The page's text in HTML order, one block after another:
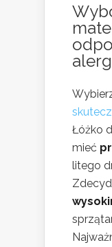
Łóżko
mieć
litego